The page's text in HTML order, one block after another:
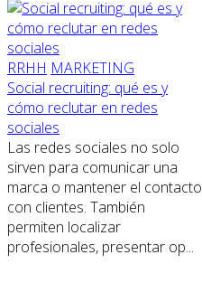
RRHH MARKETING
Social recruiting: qué es y
cómo reclutar en redes
sociales
Las redes sociales no solo
sirven para comunicar una
marca o mantener el contacto
con clientes. También
permiten localizar
profesionales, presentar op...